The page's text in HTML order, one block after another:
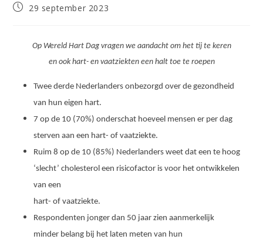
Bericht29 september 2023
Op Wereld Hart Dag vragen we aandacht om het tij te keren
en ook hart- en vaatziekten een halt toe te roepen
Twee derde Nederlanders onbezorgd over de gezondheid
van hun eigen hart.
7 op de 10 (70%) onderschat hoeveel mensen er per dag
sterven aan een hart- of vaatziekte.
Ruim 8 op de 10 (85%) Nederlanders weet dat een te hoog
‘slecht’ cholesterol een risicofactor is voor het ontwikkelen
van een
hart- of vaatziekte.
Respondenten jonger dan 50 jaar zien aanmerkelijk
minder belang bij het laten meten van hun